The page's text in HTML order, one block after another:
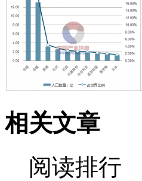
相关文章
阅读排行